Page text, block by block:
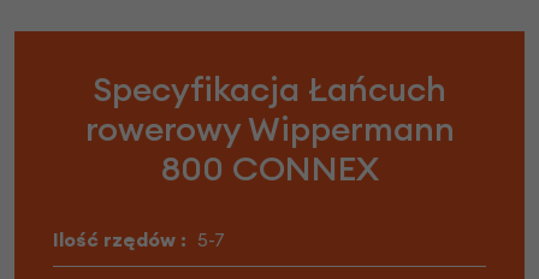
Specyfikacja Łańcuch
rowerowy Wippermann
800 CONNEX
Ilość rzędów : 5-7